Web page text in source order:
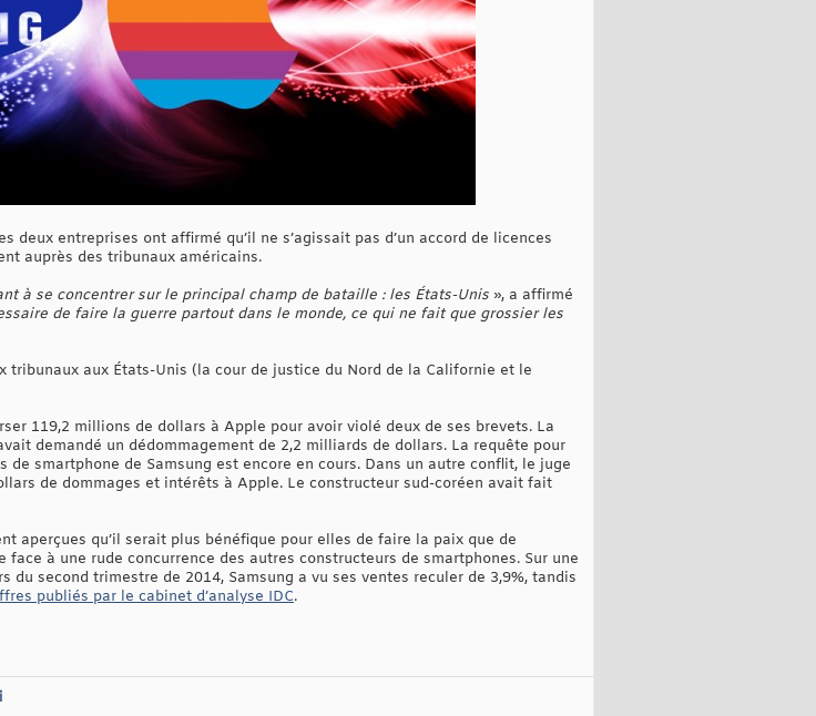
deux entreprises ont affirmé qu’il ne s’agissait pas d’un accord de licences
auprès des tribunaux américains.
à se concentrer sur le principal champ de bataille : les États-Unis », a affirmé
de faire la guerre partout dans le monde, ce qui ne fait que grossier les
tribunaux aux États-Unis (la cour de justice du Nord de la Californie et le
119,2 millions de dollars à Apple pour avoir violé deux de ses brevets. La
demandé un dédommagement de 2,2 milliards de dollars. La requête pour
smartphone de Samsung est encore en cours. Dans un autre conflit, le juge
de dommages et intérêts à Apple. Le constructeur sud-coréen avait fait
aperçues qu’il serait plus bénéfique pour elles de faire la paix que de
face à une rude concurrence des autres constructeurs de smartphones. Sur une
du second trimestre de 2014, Samsung a vu ses ventes reculer de 3,9%, tandis
publiés par le cabinet d’analyse IDC.